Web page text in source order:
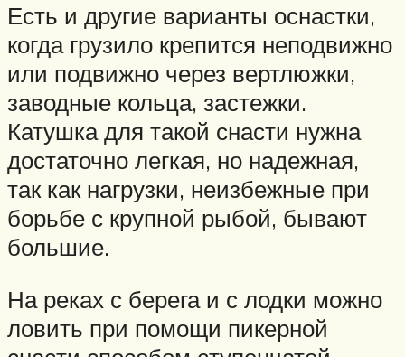
Есть и другие варианты оснастки,
когда грузило крепится неподвижно
или подвижно через вертлюжки,
заводные кольца, застежки.
Катушка для такой снасти нужна
достаточно легкая, но надежная,
так как нагрузки, неизбежные при
борьбе с крупной рыбой, бывают
большие.
На реках с берега и с лодки можно
ловить при помощи пикерной